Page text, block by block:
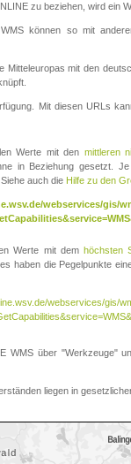
zu beziehen, wird ein
können so mit
Mitteleuropas mit den
Mit diesen URLs
Werte mit den mittleren
in Beziehung gesetzt.
auch die Hilfe zu den
webservices/gis/
Werte mit dem höchsten
haben die Pegelpunkte
webservices/gis/
WMS über "Werkzeuge"
liegen in